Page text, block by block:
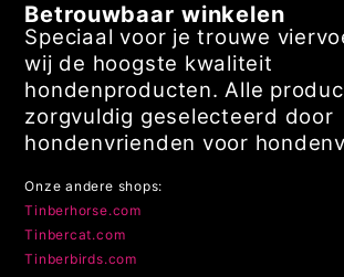
Betrouwbaar winkelen
Speciaal voor je trouwe
wij de hoogste kwaliteit
hondenproducten. Alle
zorgvuldig geselecteerd door
hondenvrienden voor
Onze andere shops:
Tinberhorse.com
Tinbercat.com
Tinberbirds.com